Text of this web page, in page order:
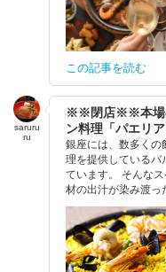
この記事を読む
saruru
ru
※※閉店※※本場
ン料理「パエリ
銀座には、数多くの
理を提供しているバ
ています。 そんな
材の出汁が染み渡っ